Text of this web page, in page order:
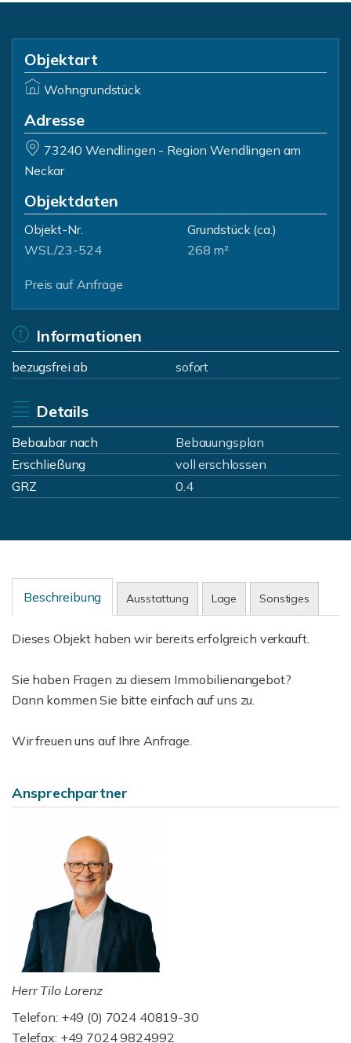
Objektart
Wohngrundstück
Adresse
73240 Wendlingen - Region Wendlingen am
Neckar
Objektdaten
Objekt-Nr.
WSL/23-524
Grundstück(ca.)
268 m²
Preis auf Anfrage
Informationen
bezugsfrei ab sofort
Details
Bebaubar nach
Bebauungsplan
Erschließung
voll erschlossen
GRZ
0.4
Beschreibung Ausstattung Lage Sonstiges
Dieses Objekt haben wir bereits erfolgreich verkauft.
Sie haben Fragen zu diesem Immobilienangebot?
Dann kommen Sie bitte einfach auf uns zu.
Wir freuen uns auf Ihre Anfrage.
Ansprechpartner
Herr Tilo Lorenz
Telefon: +49 (0) 7024 40819-30
Telefax: +49 7024 9824992